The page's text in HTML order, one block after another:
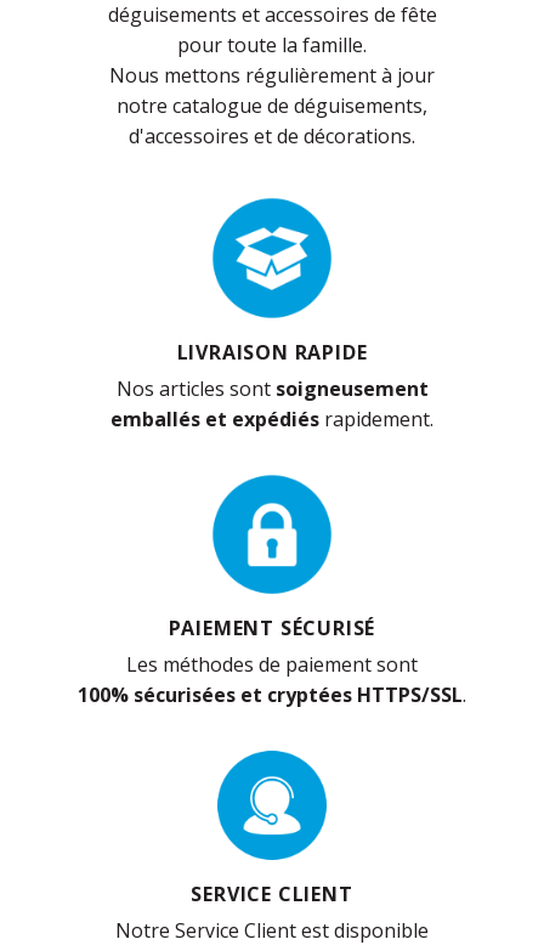
déguisements et accessoires de fête
pour toute la famille.
Nous mettons régulièrement à jour
notre catalogue de déguisements,
d'accessoires et de décorations.
LIVRAISON RAPIDE
Nos articles sont soigneusement
emballés et expédiés rapidement.
PAIEMENT SÉCURISÉ
Les méthodes de paiement sont
100% sécurisées et cryptées HTTPS/SSL.
SERVICE CLIENT
Notre Service Client est disponible